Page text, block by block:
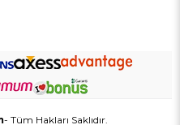
- Tüm Hakları Saklıdır.